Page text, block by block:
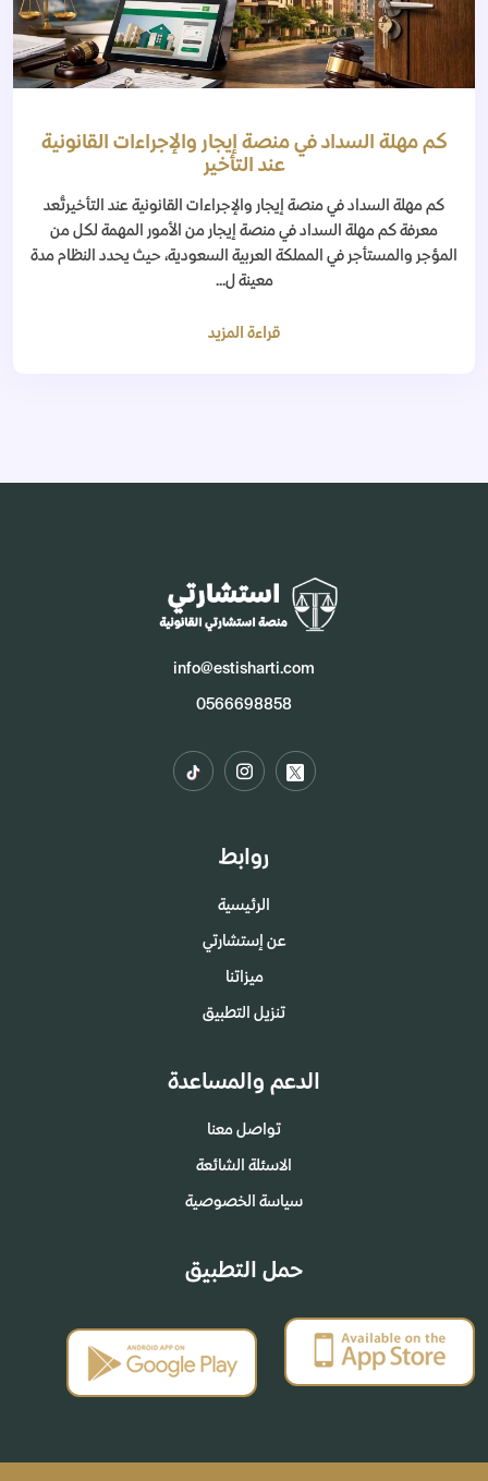
كم مهلة السداد في منصة إيجار والإجراءات القانونية
عند التأخير
كم مهلة السداد في منصة إيجار والإجراءات القانونية عند التأخيرتُعد
معرفة كم مهلة السداد في منصة إيجار من الأمور المهمة لكل من
المؤجر والمستأجر في المملكة العربية السعودية، حيث يحدد النظام مدة
معينة ل...
قراءة المزيد
info@estisharti.com
0566698858
روابط
الرئيسية
عن إستشارتي
ميزاتنا
تنزيل التطبيق
الدعم والمساعدة
تواصل معنا
الاسئلة الشائعة
سياسة الخصوصية
حمل التطبيق